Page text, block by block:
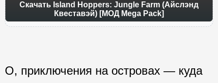
Скачать Island Hoppers: Jungle Farm (Айслэнд
Квеставэй) [МОД Mega Pack]
О, приключения на островах — куда